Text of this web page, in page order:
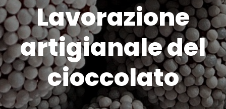
Lavorazione
artigianale del
cioccolato